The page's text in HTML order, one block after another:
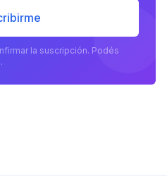
la suscripción. Podés